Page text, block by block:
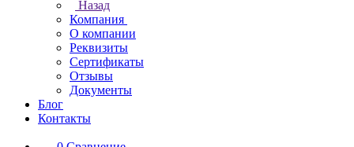
Назад
Компания
О компании
Реквизиты
Сертификаты
Отзывы
Документы
Блог
Контакты